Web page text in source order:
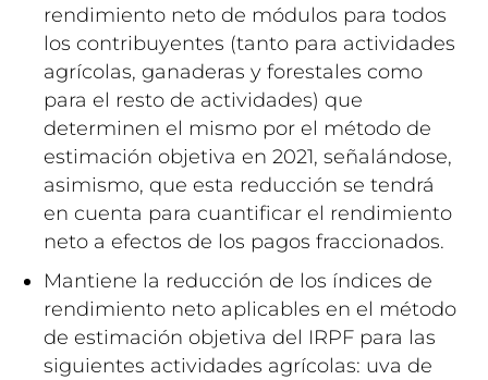
rendimiento neto de módulos para todos
los contribuyentes (tanto para actividades
agrícolas, ganaderas y forestales como
para el resto de actividades) que
determinen el mismo por el método de
estimación objetiva en 2021, señalándose,
asimismo, que esta reducción se tendrá
en cuenta para cuantificar el rendimiento
neto a efectos de los pagos fraccionados.
Mantiene la reducción de los índices de
rendimiento neto aplicables en el método
de estimación objetiva del IRPF para las
siguientes actividades agrícolas: uva de